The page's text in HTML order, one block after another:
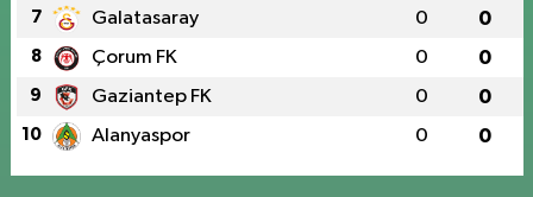
7 Galatasaray 0 0
8 Çorum FK 0 0
9 Gaziantep FK 0 0
10 Alanyaspor 0 0